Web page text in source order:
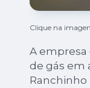
Clique na
A empresa
de gás em